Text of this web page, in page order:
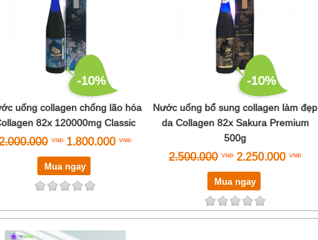
-10%
uống collagen chống lão hóa
82x 120000mg Classic
1.800.000
Mua ngay
-10%
Nước uống bổ sung collagen làm đẹp
da Collagen 82x Sakura Premium
500g
2.500.000 2.250.000
Mua ngay